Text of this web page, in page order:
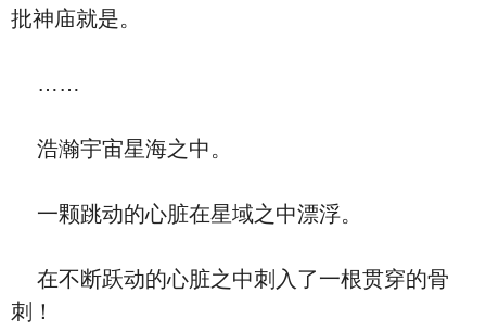
批神庙就是。
……
浩瀚宇宙星海之中。
一颗跳动的心脏在星域之中漂浮。
在不断跃动的心脏之中刺入了一根贯穿的骨
刺！